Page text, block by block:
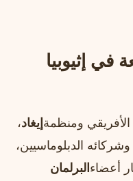
في إثيوبيا
الأفريقي ومنظمةإيغاد،
الدبلوماسيين،
أعضاءالبرلمان